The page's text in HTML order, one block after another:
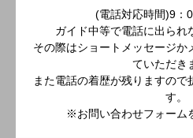
(電話対応時間)9：
ガイド中等で電話に出られ
その際はショートメッセージか
ていただき
また電話の着歴が残りますので
す。
※お問い合わせフォーム